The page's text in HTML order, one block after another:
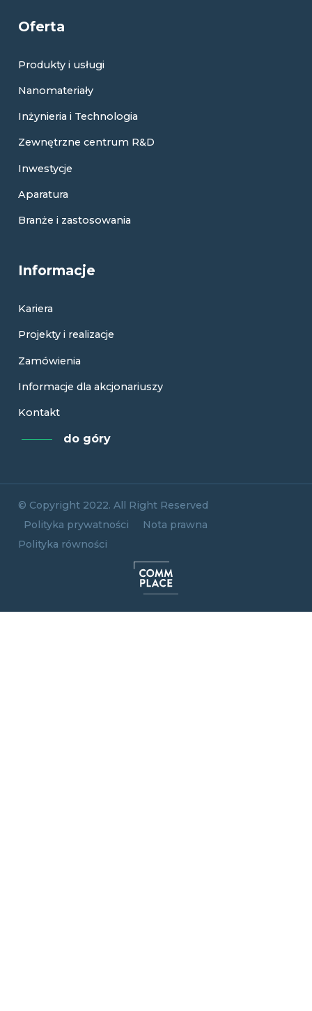
Oferta
Produkty i usługi
Nanomateriały
Inżynieria i Technologia
Zewnętrzne centrum R&D
Inwestycje
Aparatura
Branże i zastosowania
Informacje
Kariera
Projekty i realizacje
Zamówienia
Informacje dla akcjonariuszy
Kontakt
do góry
© Copyright 2022. All Right Reserved
Polityka prywatności
Nota prawna
Polityka równości